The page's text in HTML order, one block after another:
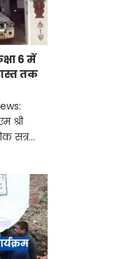
6 में
तक
श्री
सत्र
हेतु